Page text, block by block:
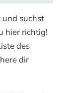
und suchst
hier richtig!
des
dir